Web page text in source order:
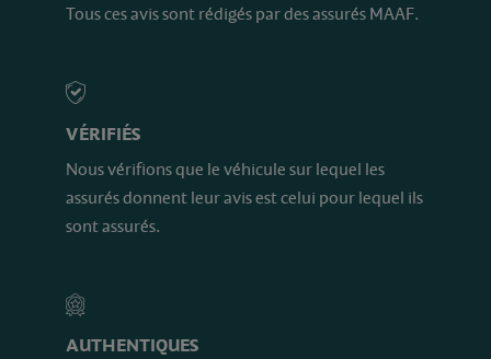
Tous ces avis sont rédigés par des assurés MAAF.
VÉRIFIÉS
Nous vérifions que le véhicule sur lequel les
assurés donnent leur avis est celui pour lequel ils
sont assurés.
AUTHENTIQUES